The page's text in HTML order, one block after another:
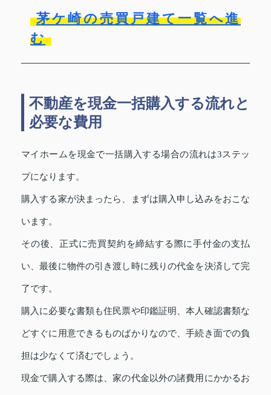
茅ケ崎の売買戸建て一覧へ進
む
不動産を現金一括購入する流れと
必要な費用
マイホームを現金で一括購入する場合の流れは3ステッ
プになります。
購入する家が決まったら、まずは購入申し込みをおこな
います。
その後、正式に売買契約を締結する際に手付金の支払
い、最後に物件の引き渡し時に残りの代金を決済して完
了です。
購入に必要な書類も住民票や印鑑証明、本人確認書類な
どすぐに用意できるものばかりなので、手続き面での負
担は少なくて済むでしょう。
現金で購入する際は、家の代金以外の諸費用にかかるお